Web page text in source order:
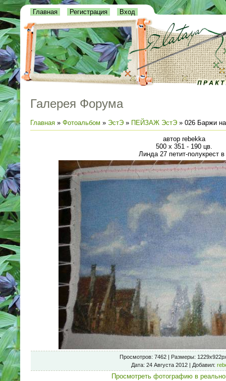
Главная Регистрация Вход
Галерея Форума
Главная » Фотоальбом » ЭстЭ » ПЕЙЗАЖ ЭстЭ » 026 Баржи
автор rebekka
500 x 351 - 190 цв.
Линда 27 петит-полукрест в
Просмотров: 7462 | Размеры:
Дата: 24 Августа 2012 | Добавил:
Просмотреть фотографию в